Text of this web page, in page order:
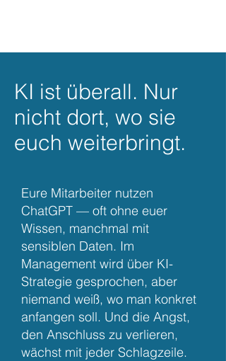
KI ist überall. Nur
nicht dort, wo sie
euch weiterbringt.
Eure Mitarbeiter nutzen
ChatGPT — oft ohne euer
Wissen, manchmal mit
sensiblen Daten. Im
Management wird über KI-
Strategie gesprochen, aber
niemand weiß, wo man konkret
anfangen soll. Und die Angst,
den Anschluss zu verlieren,
wächst mit jeder Schlagzeile.